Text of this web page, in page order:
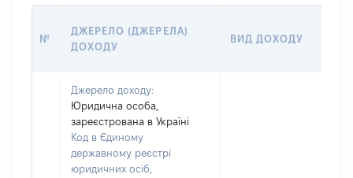
№
ДЖЕРЕЛО (ДЖЕРЕЛА)
ДОХОДУ
ВИД ДОХОДУ
Джерело доходу:
Юридична особа,
зареєстрована в Україні
Код в Єдиному
державному реєстрі
юридичних осіб,